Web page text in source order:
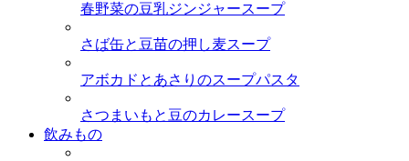
春野菜の豆乳ジンジャースープ
さば缶と豆苗の押し麦スープ
アボカドとあさりのスープパスタ
さつまいもと豆のカレースープ
飲みもの